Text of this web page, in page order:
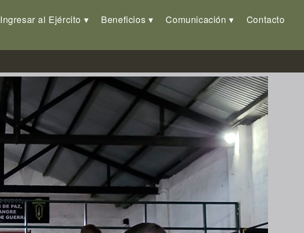
Ingresar al Ejército Beneficios Comunicación Contacto